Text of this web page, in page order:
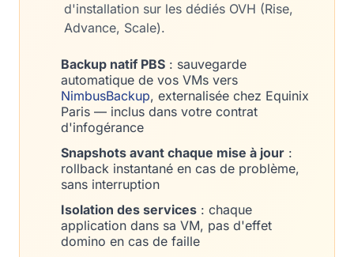
d'installation sur les dédiés OVH (Rise,
Advance, Scale).
Backup natif PBS : sauvegarde
automatique de vos VMs vers
NimbusBackup, externalisée chez Equinix
Paris — inclus dans votre contrat
d'infogérance
Snapshots avant chaque mise à jour :
rollback instantané en cas de problème,
sans interruption
Isolation des services : chaque
application dans sa VM, pas d'effet
domino en cas de faille